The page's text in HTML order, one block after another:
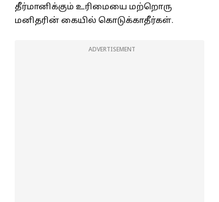
தீர்மானிக்கும் உரிமையை மற்றொரு
மனிதரின் கையில் கொடுக்காதீர்கள்.
ADVERTISEMENT